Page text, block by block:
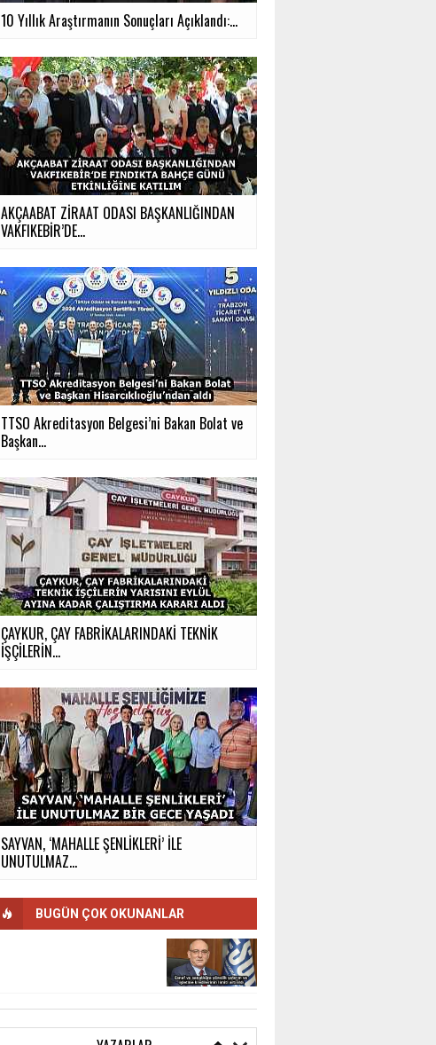
10 Yıllık Araştırmanın Sonuçları Açıklandı:...
AKÇAABAT ZİRAAT ODASI BAŞKANLIĞINDAN
VAKFIKEBİR’DE...
TTSO Akreditasyon Belgesi’ni Bakan Bolat ve
Başkan...
ÇAYKUR, ÇAY FABRİKALARINDAKİ TEKNİK
İŞÇİLERİN...
SAYVAN, ‘MAHALLE ŞENLİKLERİ’ İLE
UNUTULMAZ...
BUGÜN ÇOK OKUNANLAR